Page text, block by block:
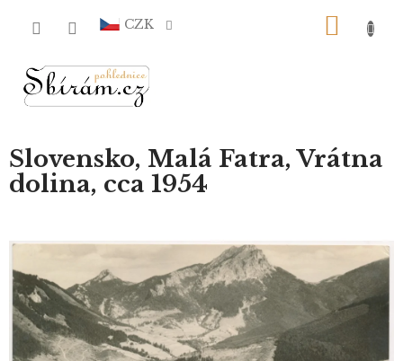
CZK
Slovensko, Malá Fatra, Vrátna
dolina, cca 1954